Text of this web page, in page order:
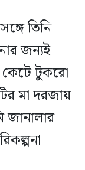
তিনি
জন্যই
কেটে টুকরো
মা দরজায়
জানালার